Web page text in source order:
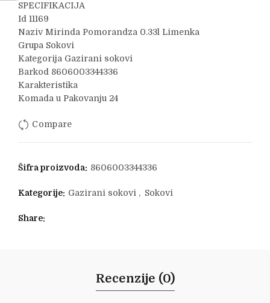
SPECIFIKACIJA
Id 11169
Naziv Mirinda Pomorandza 0.33l Limenka
Grupa Sokovi
Kategorija Gazirani sokovi
Barkod 8606003344336
Karakteristika
Komada u Pakovanju 24
Compare
Šifra proizvoda: 8606003344336
Kategorije: Gazirani sokovi , Sokovi
Share
Recenzije (0)